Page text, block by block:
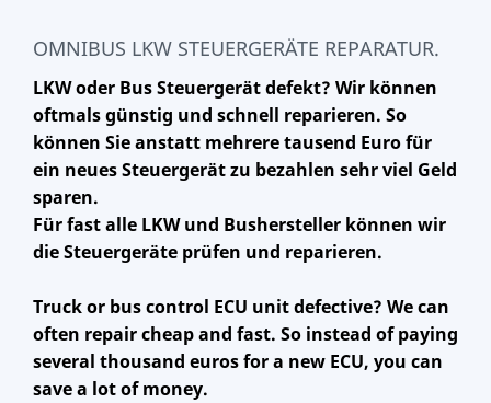
OMNIBUS LKW STEUERGERÄTE REPARATUR.
LKW oder Bus Steuergerät defekt? Wir können
oftmals günstig und schnell reparieren. So
können Sie anstatt mehrere tausend Euro für
ein neues Steuergerät zu bezahlen sehr viel Geld
sparen.
Für fast alle LKW und Bushersteller können wir
die Steuergeräte prüfen und reparieren.
Truck or bus control ECU unit defective? We can
often repair cheap and fast. So instead of paying
several thousand euros for a new ECU, you can
save a lot of money.